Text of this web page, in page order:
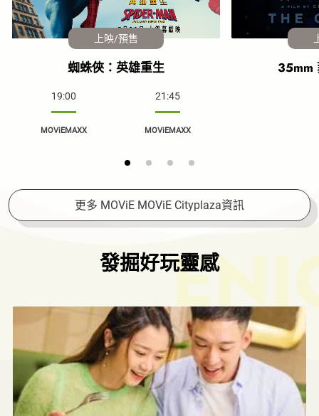
上映/預售
蜘蛛俠：英雄重生
19:00
MOViEMAXX
21:45
MOViEMAXX
35mm
更多 MOViE MOViE Cityplaza資訊
發掘好玩靈感